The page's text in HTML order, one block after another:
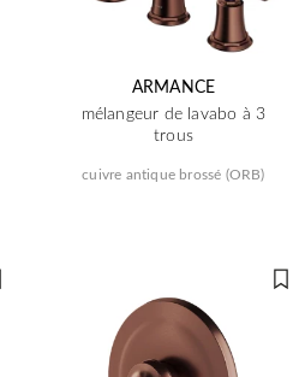
ARMANCE
mélangeur de lavabo à 3
trous
cuivre antique brossé (ORB)